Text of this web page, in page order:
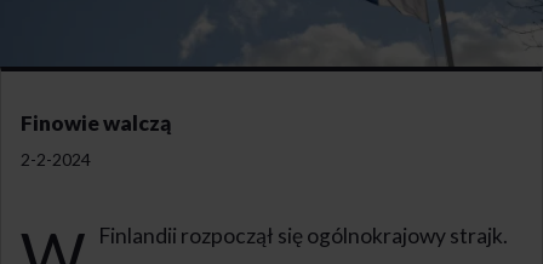
Finowie walczą
2-2-2024
Finlandii rozpoczął się ogólnokrajowy strajk.